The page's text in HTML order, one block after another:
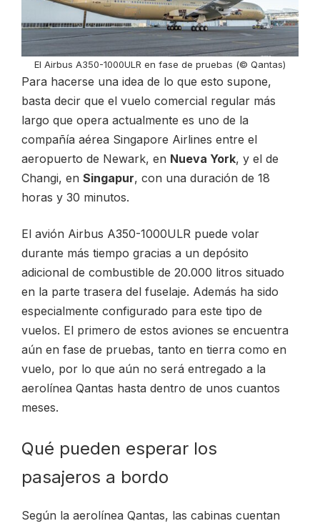
El Airbus A350-1000ULR en fase de pruebas (© Qantas)
Para hacerse una idea de lo que esto supone,
basta decir que el vuelo comercial regular más
largo que opera actualmente es uno de la
compañía aérea Singapore Airlines entre el
aeropuerto de Newark, en Nueva York, y el de
Changi, en Singapur, con una duración de 18
horas y 30 minutos.
El avión Airbus A350-1000ULR puede volar
durante más tiempo gracias a un depósito
adicional de combustible de 20.000 litros situado
en la parte trasera del fuselaje. Además ha sido
especialmente configurado para este tipo de
vuelos. El primero de estos aviones se encuentra
aún en fase de pruebas, tanto en tierra como en
vuelo, por lo que aún no será entregado a la
aerolínea Qantas hasta dentro de unos cuantos
meses.
Qué pueden esperar los
pasajeros a bordo
Según la aerolínea Qantas, las cabinas cuentan